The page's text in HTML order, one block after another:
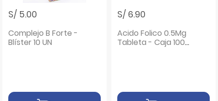
S/ 5.00
Complejo B Forte -
Blíster 10 UN
S/ 6.90
Acido Folico 0.5Mg
Tableta - Caja 100